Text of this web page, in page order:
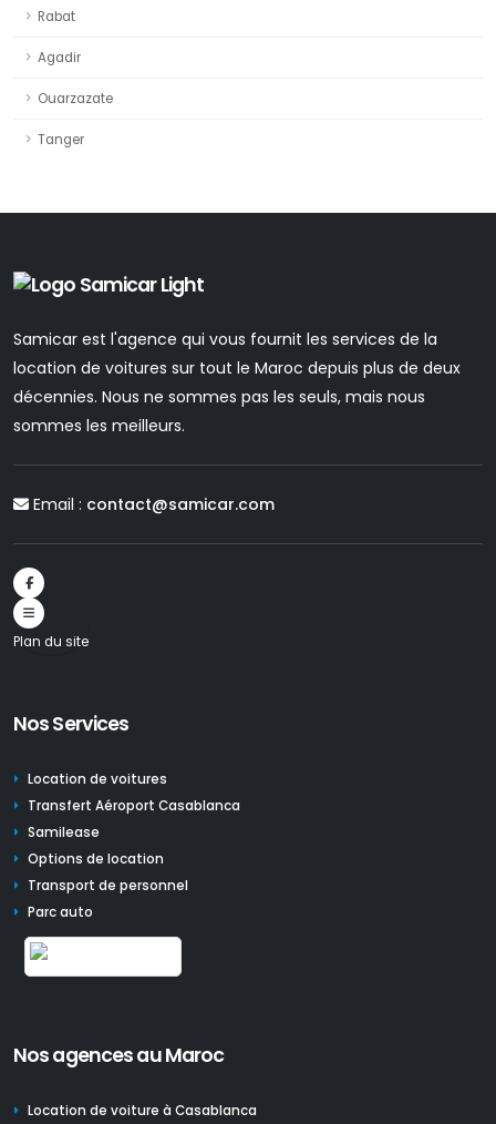
Rabat
Agadir
Ouarzazate
Tanger
Samicar est l'agence qui vous fournit les services de la
location de voitures sur tout le Maroc depuis plus de deux
décennies. Nous ne sommes pas les seuls, mais nous
sommes les meilleurs.
Email : contact@samicar.com
Plan du site
Nos Services
Location de voitures
Transfert Aéroport Casablanca
Samilease
Options de location
Transport de personnel
Parc auto
Nos agences au Maroc
Location de voiture à Casablanca